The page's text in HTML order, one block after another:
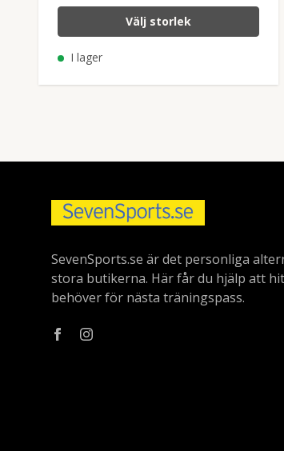
Välj storlek
I lager
SevenSports.se är det personliga
stora butikerna. Här får du hjälp att
behöver för nästa träningspass.